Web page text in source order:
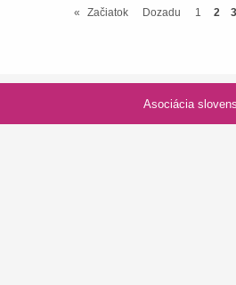
« Začiatok Dozadu 1 2 3